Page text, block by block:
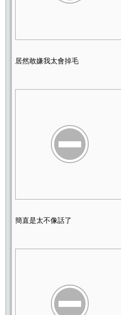
居然敢嫌我太會掉毛
簡直是太不像話了